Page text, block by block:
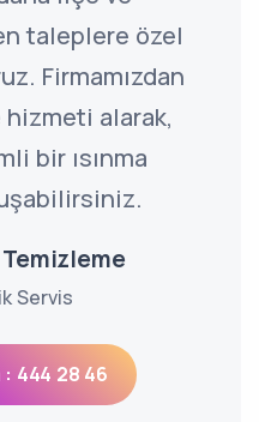
taleplere özel
Firmamızdan
alarak,
bir ısınma
Servis
: 444 28 46